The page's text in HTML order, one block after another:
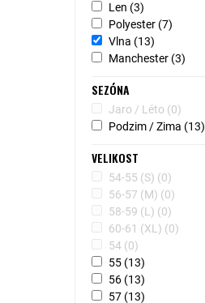
Len (3)
Polyester (7)
Vlna (13)
Manchester (3)
SEZÓNA
Jaro / Léto (0)
Podzim / Zima (13)
VELIKOST
54-55 (S) (0)
56-57 (M) (0)
58-59 (L) (0)
60-61 (XL) (0)
54 (0)
55 (13)
56 (13)
57 (13)